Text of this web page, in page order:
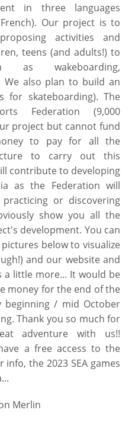
in three languages
Our project is to
activities and
teens (and adults!) to
wakeboarding,
We also plan to build an
for skateboarding). The
Federation (9,000
project but cannot fund
to pay for all the
to carry out this
contribute to developing
as the Federation will
or discovering
show you all the
development. You can
below to visualize
and our website and
a little more... It would be
money for the end of the
/ mid October
Thank you so much for
adventure with us!!
a free access to the
the 2023 SEA games
Merlin